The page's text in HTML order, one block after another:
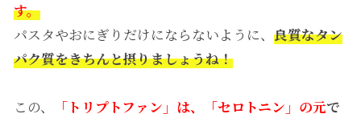
す。
パスタやおにぎりだけにならないように、 良質なタン
パク質をきちんと摂りましょうね！
この、 「トリプトファン」は、「セロトニン」の元で